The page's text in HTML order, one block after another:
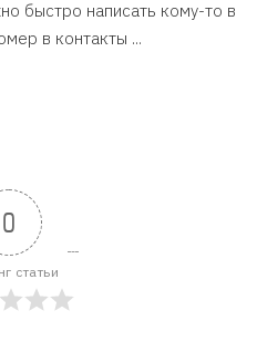
быстро написать кому-то в
в контакты ...
0
статьи